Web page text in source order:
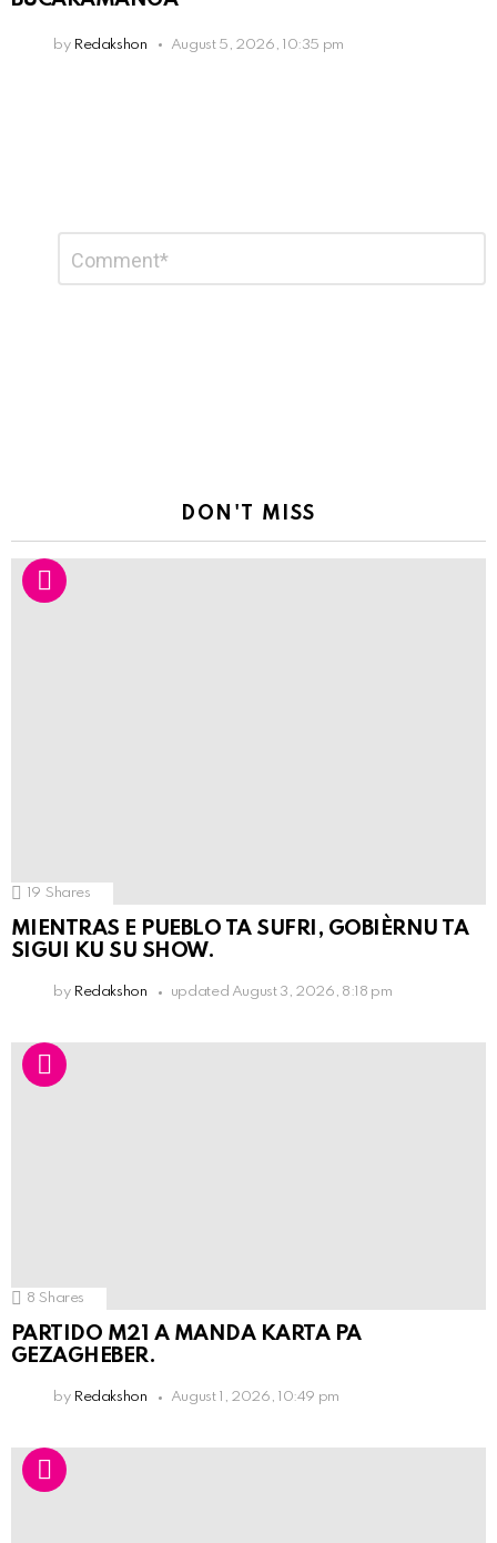
by Redakshon August 5, 2026, 10:35 pm
Reply
DON'T MISS
19 Shares
MIENTRAS E PUEBLO TA SUFRI, GOBIÈRNU TA
SIGUI KU SU SHOW.
by Redakshon updated August 3, 2026, 8:18 pm
8 Shares
PARTIDO M21 A MANDA KARTA PA
GEZAGHEBER.
by Redakshon August 1, 2026, 10:49 pm